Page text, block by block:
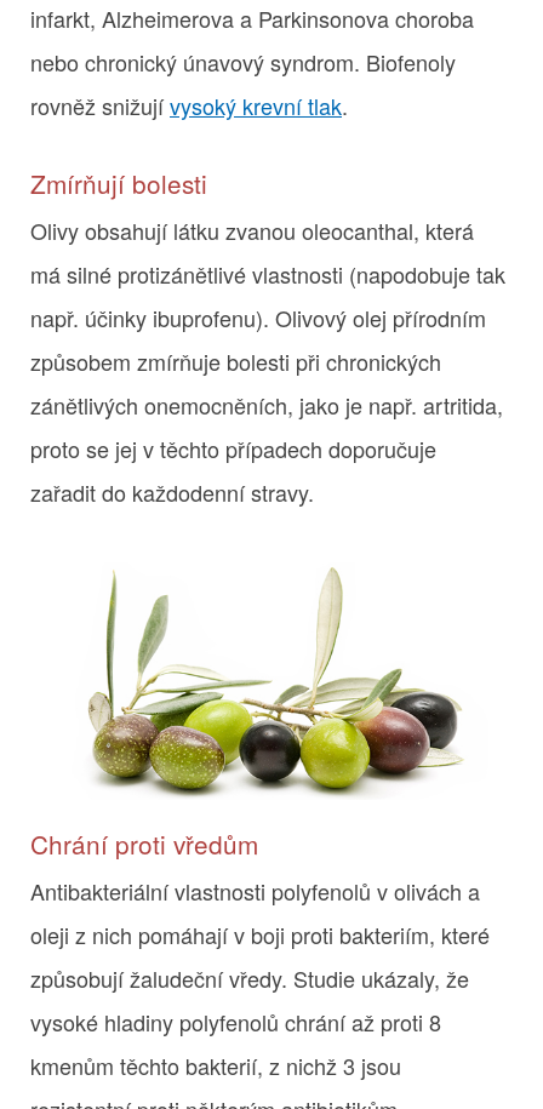
infarkt, Alzheimerova a Parkinsonova choroba
nebo chronický únavový syndrom. Biofenoly
rovněž snižujívysoký krevní tlak.
Zmírňují bolesti
Olivy obsahují látku zvanou oleocanthal, která
má silné protizánětlivé vlastnosti (napodobuje tak
např. účinky ibuprofenu). Olivový olej přírodním
způsobem zmírňuje bolesti při chronických
zánětlivých onemocněních, jako je např. artritida,
proto se jej v těchto případech doporučuje
zařadit do každodenní stravy.
Chrání proti vředům
Antibakteriální vlastnosti polyfenolů v olivách a
oleji z nich pomáhají v boji proti bakteriím, které
způsobují žaludeční vředy. Studie ukázaly, že
vysoké hladiny polyfenolů chrání až proti 8
kmenům těchto bakterií, z nichž 3 jsou